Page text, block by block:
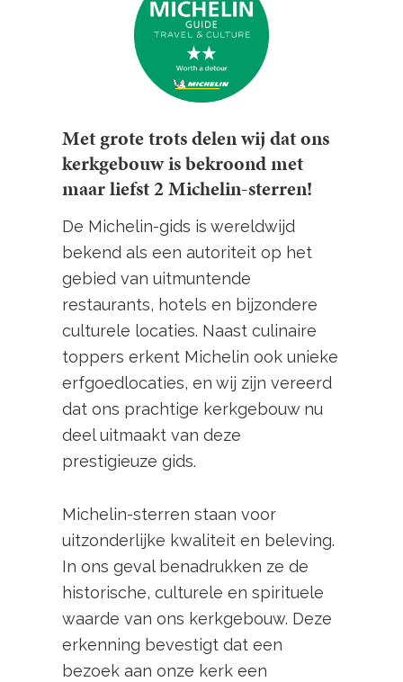
Met grote trots delen wij dat ons
kerkgebouw is bekroond met
maar liefst 2 Michelin-sterren!
De Michelin-gids is wereldwijd
bekend als een autoriteit op het
gebied van uitmuntende
restaurants, hotels en bijzondere
culturele locaties. Naast culinaire
toppers erkent Michelin ook unieke
erfgoedlocaties, en wij zijn vereerd
dat ons prachtige kerkgebouw nu
deel uitmaakt van deze
prestigieuze gids.
Michelin-sterren staan voor
uitzonderlijke kwaliteit en beleving.
In ons geval benadrukken ze de
historische, culturele en spirituele
waarde van ons kerkgebouw. Deze
erkenning bevestigt dat een
bezoek aan onze kerk een